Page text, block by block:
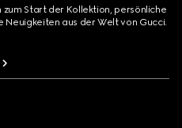
Start der Kollektion, persönliche
aus der Welt von Gucci.